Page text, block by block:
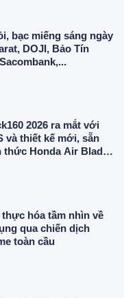
bạc miếng sáng ngày
DOJI, Bảo Tín
2026 ra mắt với
và thiết kế mới, sẵn
thức Honda Air Blade
thực hóa tầm nhìn về
qua chiến dịch
toàn cầu